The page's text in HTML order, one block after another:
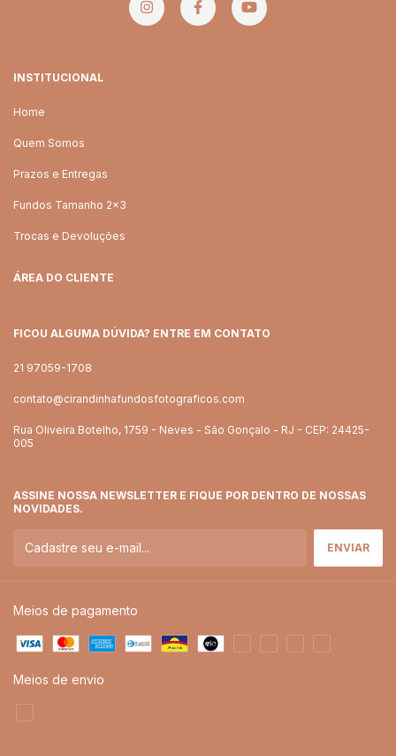
INSTITUCIONAL
Home
Quem Somos
Prazos e Entregas
Fundos Tamanho 2x3
Trocas e Devoluções
ÁREA DO CLIENTE
FICOU ALGUMA DÚVIDA? ENTRE EM CONTATO
21 97059-1708
contato@cirandinhafundosfotograficos.com
Rua Oliveira Botelho, 1759 - Neves - São Gonçalo - RJ - CEP: 24425-
005
ASSINE NOSSA NEWSLETTER E FIQUE POR DENTRO DE NOSSAS
NOVIDADES.
Meios de pagamento
Meios de envio